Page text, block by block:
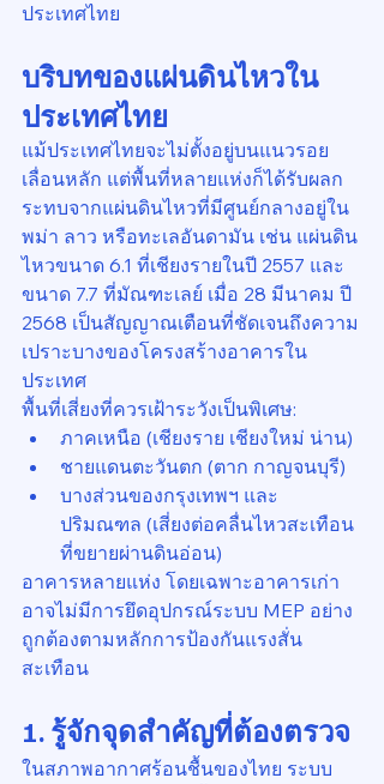
ประเทศไทย
บริบทของแผ่นดินไหวใน
ประเทศไทย
แม้ประเทศไทยจะไม่ตั้งอยู่บนแนวรอย
เลื่อนหลัก แต่พื้นที่หลายแห่งก็ได้รับผลก
ระทบจากแผ่นดินไหวที่มีศูนย์กลางอยู่ใน
พม่า ลาว หรือทะเลอันดามัน เช่น แผ่นดิน
ไหวขนาด 6.1 ที่เชียงรายในปี 2557 และ
ขนาด 7.7 ที่มัณฑะเลย์ เมื่อ 28 มีนาคม ปี
2568 เป็นสัญญาณเตือนที่ชัดเจนถึงความ
เปราะบางของโครงสร้างอาคารใน
ประเทศ
พื้นที่เสี่ยงที่ควรเฝ้าระวังเป็นพิเศษ:
ภาคเหนือ (เชียงราย เชียงใหม่ น่าน)
ชายแดนตะวันตก (ตาก กาญจนบุรี)
บางส่วนของกรุงเทพฯ และ
ปริมณฑล (เสี่ยงต่อคลื่นไหวสะเทือน
ที่ขยายผ่านดินอ่อน)
อาคารหลายแห่ง โดยเฉพาะอาคารเก่า
อาจไม่มีการยึดอุปกรณ์ระบบ MEP อย่าง
ถูกต้องตามหลักการป้องกันแรงสั่น
สะเทือน
1. รู้จักจุดสำคัญที่ต้องตรวจ
ในสภาพอากาศร้อนชื้นของไทย ระบบ